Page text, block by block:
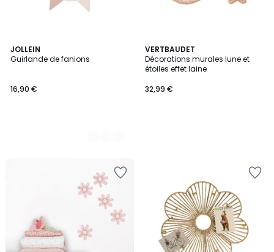
JOLLEIN
Guirlande de fanions
16,90 €
3
Couleurs
VERTBAUDET
Décorations murales lune et
étoiles effet laine
32,99 €